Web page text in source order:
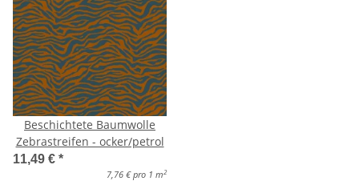
Beschichtete Baumwolle
Zebrastreifen - ocker/petrol
11,49 € *
7,76 € pro 1 m 2